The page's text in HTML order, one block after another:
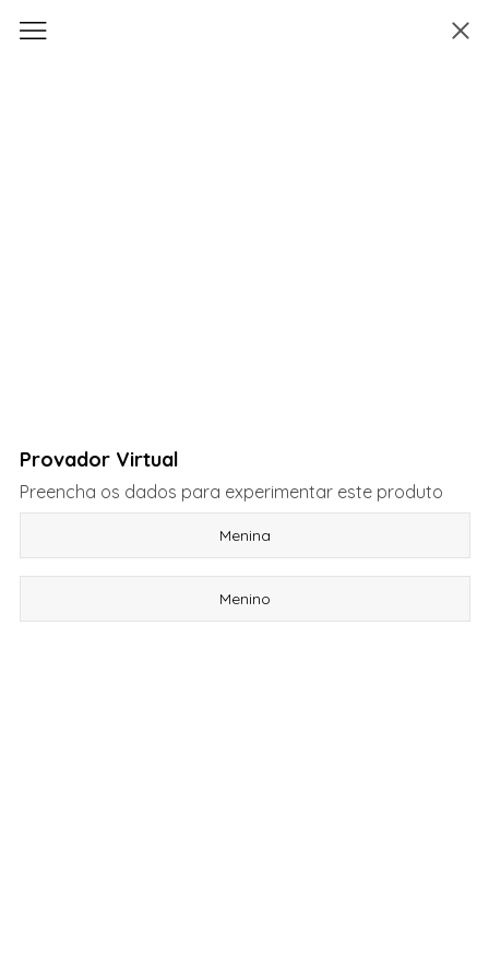
Provador Virtual
Preencha os dados para experimentar este produto
Menina
Menino